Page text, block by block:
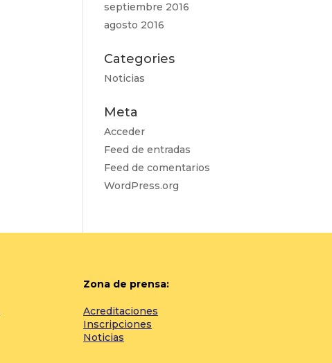
septiembre 2016
agosto 2016
Categories
Noticias
Meta
Acceder
Feed de entradas
Feed de comentarios
WordPress.org
Zona de prensa:
Acreditaciones
Inscripciones
Noticias